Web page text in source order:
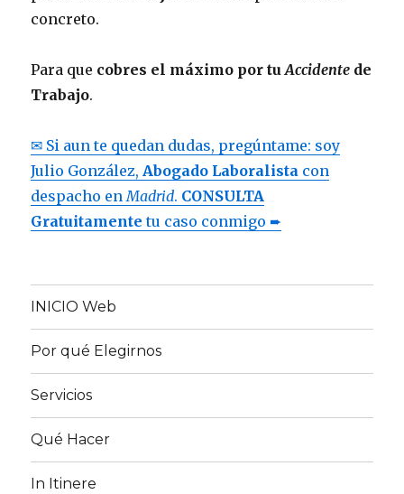
concreto.
Para que cobres el máximo por tuAccidente de
Trabajo.
✉ Si aun te quedan dudas, pregúntame: soy
Julio González, Abogado Laboralista con
despacho en Madrid. CONSULTA
Gratuitamente tu caso conmigo ➨
INICIO Web
Por qué Elegirnos
Servicios
Qué Hacer
In Itinere